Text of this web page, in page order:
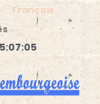
Français